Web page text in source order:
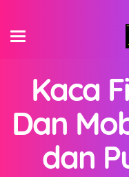
Kaca
Dan
dan